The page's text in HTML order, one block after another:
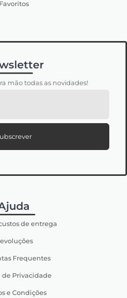
Favoritos
mão todas as novidades!
de entrega
Frequentes
de Privacidade
e Condições